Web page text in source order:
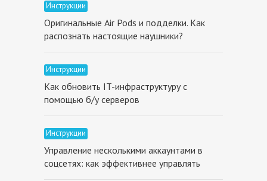
Инструкции
Оригинальные Air Pods и подделки. Как
распознать настоящие наушники?
Инструкции
Как обновить IT-инфраструктуру с
помощью б/у серверов
Инструкции
Управление несколькими аккаунтами в
соцсетях: как эффективнее управлять